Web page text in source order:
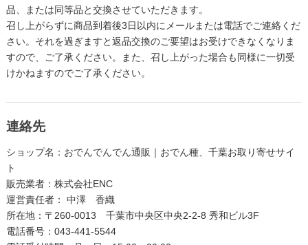
品、または同等品と交換させていただきます。
召し上がらずに商品到着後3日以内にメールまたは電話でご連絡くだ
さい。それを過ぎますと返品交換のご要望はお受けできなくなりま
すので、ご了承ください。また、召し上がった場合も同様に一切受
けかねますのでご了承ください。
連絡先
ショップ名：おでんでんでん通販｜おでん種、千葉お取り寄せサイ
ト
販売業者：株式会社ENC
運営責任者： 中澤 香織
所在地：〒260-0013 千葉市中央区中央2-2-8 秀和ビル3F
電話番号：043-441-5544